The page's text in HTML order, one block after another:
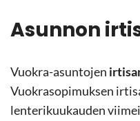
Asun­non
Vuokra-​asuntojen
Vuo­kra­so­pi­muk­sen
len­te­ri­kuu­kau­den